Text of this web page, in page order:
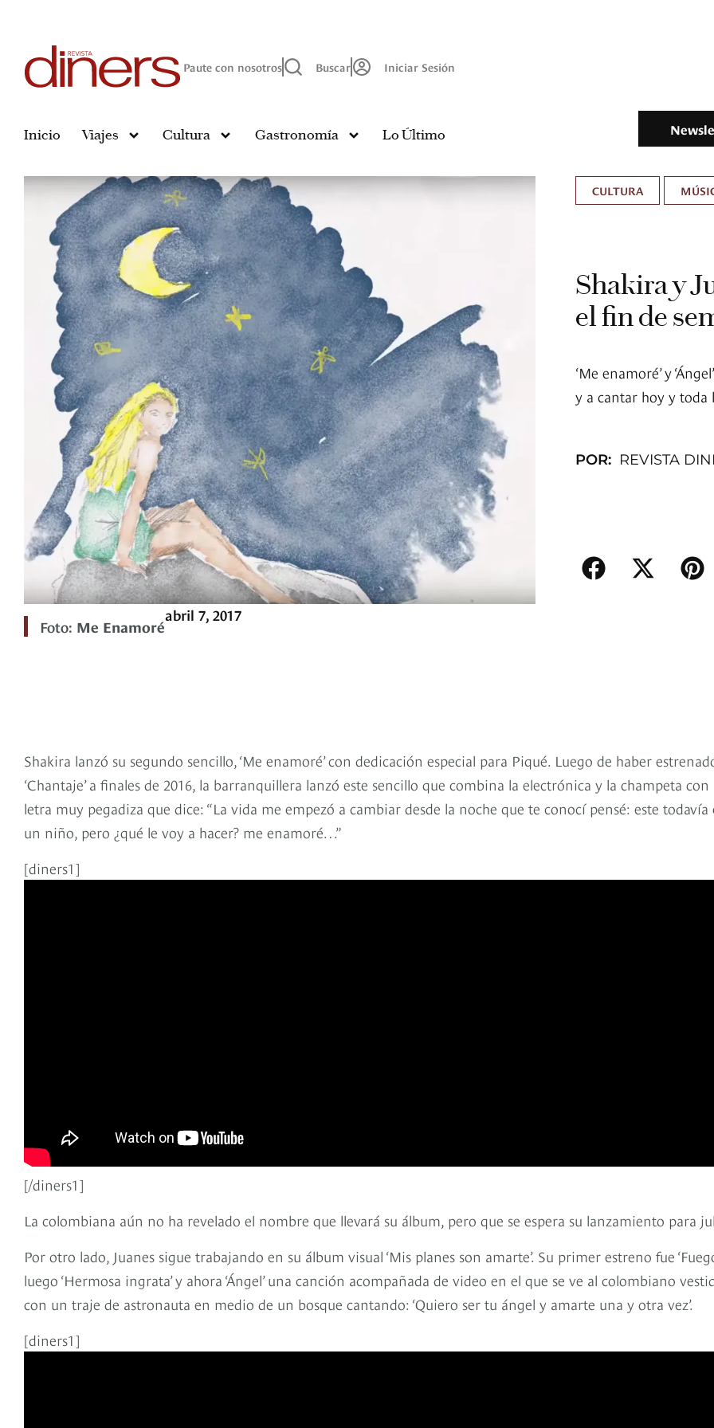
Paute con nosotros Buscar Iniciar Sesión
Inicio Viajes Cultura Gastronomía Lo Último
Foto: Me Enamoré
abril 7, 2017
CULTURA
Shakira y
el fin de
‘Me enamoré’ y
y a cantar hoy y toda
POR: REVISTA
Shakira lanzó su segundo sencillo, ‘Me enamoré’ con dedicación especial para Piqué. Luego de haber
‘Chantaje’ a finales de 2016, la barranquillera lanzó este sencillo que combina la electrónica y la champeta con
letra muy pegadiza que dice: “La vida me empezó a cambiar desde la noche que te conocí pensé: este todavía
un niño, pero ¿qué le voy a hacer? me enamoré…”
[diners1]
[/diners1]
La colombiana aún no ha revelado el nombre que llevará su álbum, pero que se espera su lanzamiento para
Por otro lado, Juanes sigue trabajando en su álbum visual ‘Mis planes son amarte’. Su primer estreno fue
luego ‘Hermosa ingrata’ y ahora ‘Ángel’ una canción acompañada de video en el que se ve al colombiano
con un traje de astronauta en medio de un bosque cantando: ‘Quiero ser tu ángel y amarte una y otra vez’.
[diners1]